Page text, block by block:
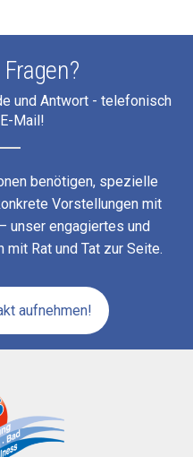
und Antwort - telefonisch
Mail!
benötigen, spezielle
Vorstellungen mit
unser engagiertes und
Rat und Tat zur Seite.
aufnehmen!